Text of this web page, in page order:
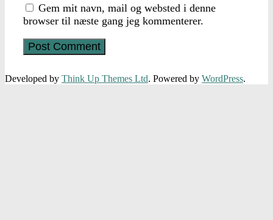
Gem mit navn, mail og websted i denne
browser til næste gang jeg kommenterer.
Developed by Think Up Themes Ltd. Powered by WordPress.